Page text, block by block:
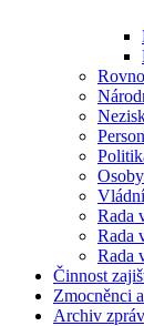
Rada
Rada
Rada
Činnost
Zmocněnci
Archiv zpráv